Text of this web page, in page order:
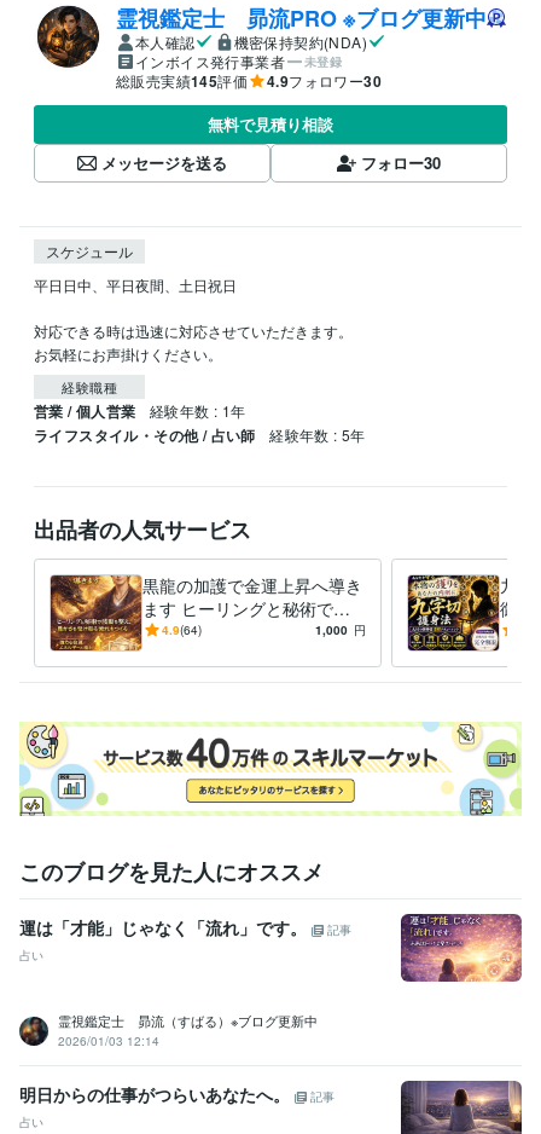
霊視鑑定士 昴流PRO ※ブログ更新中
本人確認
機密保持契約(NDA)
インボイス発行事業者
未登録
総販売実績145評価 4.9フォロワー30
無料で見積り相談
メッセージを送る
フォロー30
スケジュール
平日日中、平日夜間、土日祝日
対応できる時は迅速に対応させていただきます。
お気軽にお声掛けください。
経験職種
営業 / 個人営業 経験年数 : 1年
ライフスタイル・その他 / 占い師 経験年数 : 5年
出品者の人気サービス
黒龍の加護で金運上昇へ導き
ます ヒーリングと秘術で波
動を整え、豊かさを受け取る
4.9(64) 1,000 円
九字
御神
身で
このブログを見た人にオススメ
運は「才能」じゃなく「流れ」です。
記事
占い
霊視鑑定士 昴流（すばる）※ブログ更新中
2026/01/03 12:14
明日からの仕事がつらいあなたへ。
記事
占い